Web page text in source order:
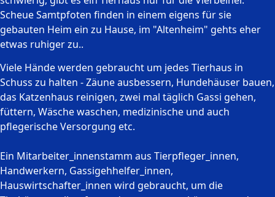
Scheue Samtpfoten finden in einem eigens für sie
gebauten Heim ein zu Hause, im "Altenheim" gehts eher
etwas ruhiger zu..
Viele Hände werden gebraucht um jedes Tierhaus in
Schuss zu halten - Zäune ausbessern, Hundehäuser bauen,
das Katzenhaus reinigen, zwei mal täglich Gassi gehen,
füttern, Wäsche waschen, medizinische und auch
pflegerische Versorgung etc.
Ein Mitarbeiter_innenstamm aus Tierpfleger_innen,
Handwerkern, Gassigehhelfer_innen,
Hauswirtschafter_innen wird gebraucht, um die